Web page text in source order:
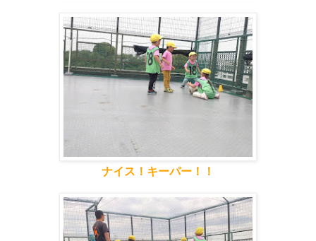
ナイス！キーパー！！